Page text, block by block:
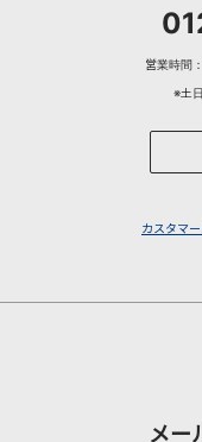
営業時間
※土
カスタマ
メー